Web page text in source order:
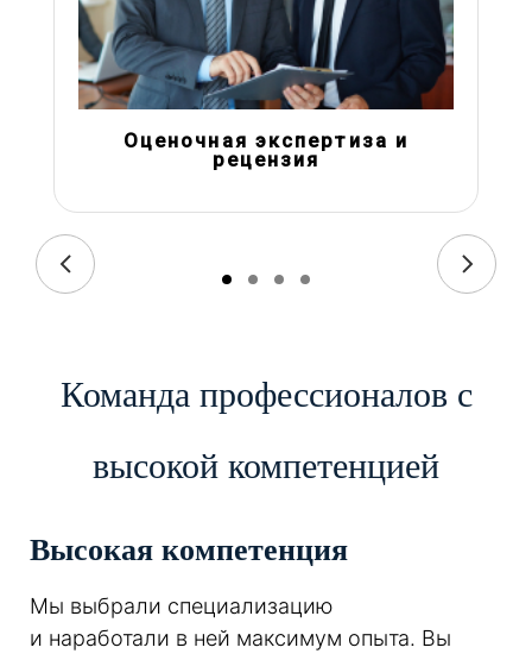
Оценочная экспертиза и
рецензия
Команда профессионалов с
высокой компетенцией
Высокая компетенция
Мы выбрали специализацию
и наработали в ней максимум опыта. Вы